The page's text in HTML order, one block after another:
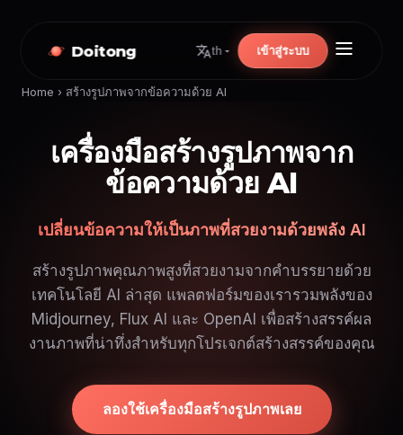
Doitong th เข้าสู่ระบบ
Home › สร้างรูปภาพจากข้อความด้วย AI
เครื่องมือสร้างรูปภาพจาก
ข้อความด้วย AI
เปลี่ยนข้อความให้เป็นภาพที่สวยงามด้วยพลัง AI
สร้างรูปภาพคุณภาพสูงที่สวยงามจากคำบรรยายด้วย
เทคโนโลยี AI ล่าสุด แพลตฟอร์มของเรารวมพลังของ
Midjourney, Flux AI และ OpenAI เพื่อสร้างสรรค์ผล
งานภาพที่น่าทึ่งสำหรับทุกโปรเจกต์สร้างสรรค์ของคุณ
ลองใช้เครื่องมือสร้างรูปภาพเลย